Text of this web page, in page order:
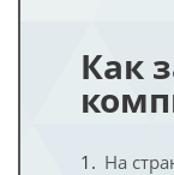
Как
На